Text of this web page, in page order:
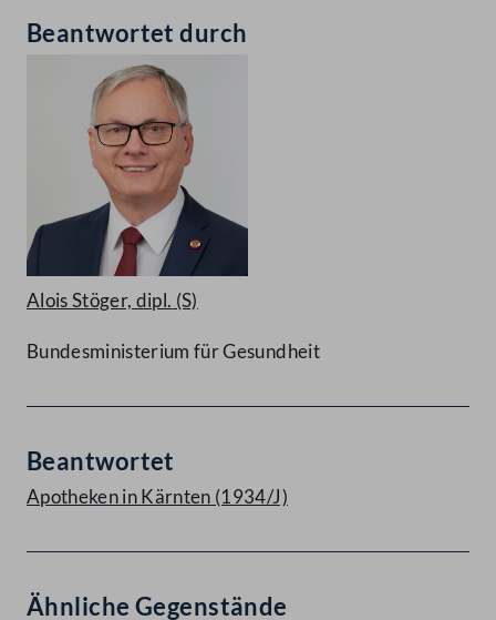
Beantwortet durch
Alois Stöger, dipl. (S)
Bundesministerium für Gesundheit
Beantwortet
Apotheken in Kärnten (1934/J)
Ähnliche Gegenstände